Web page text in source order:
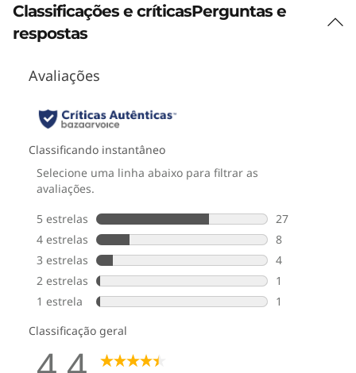
Classificações e críticasPerguntas e
respostas